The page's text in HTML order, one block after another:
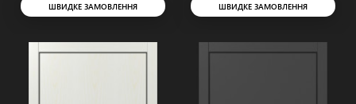
ШВИДКЕ ЗАМОВЛЕННЯ ШВИДКЕ ЗАМОВЛЕННЯ